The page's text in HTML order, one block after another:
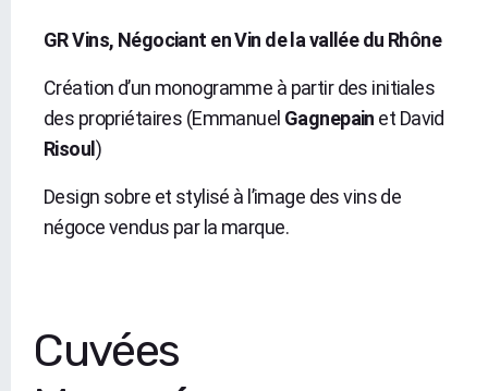
GR Vins, Négociant en Vin de la vallée du Rhône
Création d’un monogramme à partir des initiales
des propriétaires (Emmanuel Gagnepain et David
Risoul )
Design sobre et stylisé à l’image des vins de
négoce vendus par la marque.
Cuvées